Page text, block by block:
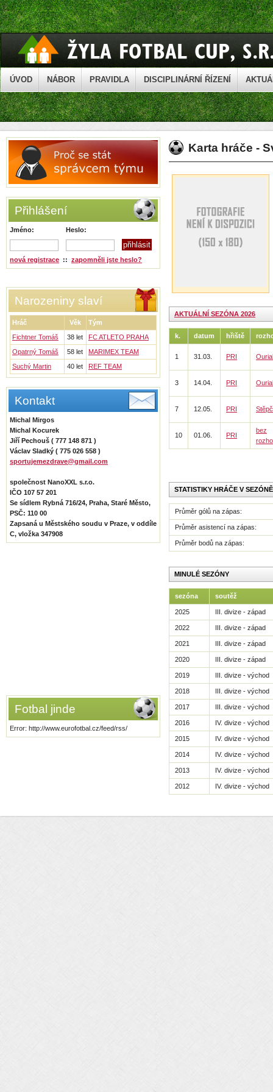
ÚVOD NÁBOR PRAVIDLA DISCIPLINÁRNÍ ŘÍZENÍ
Přihlášení
Jméno: Heslo:
nová registrace :: zapomněli jste heslo?
Narozeniny slaví
Hráč Věk
Tým
Fichtner Tomáš
38 let
FC ATLETO PRAHA
Opatrný Tomáš
58 let
MARIMEX TEAM
Suchý Martin
40 let REF TEAM
Kontakt
Michal Mirgos
Michal Kocurek
Jiří Pechouš ( 777 148 871 )
Václav Sladký ( 775 026 558 )
sportujemezdrave@gmail.com
společnost NanoXXL s.r.o.
IČO 107 57 201
Se sídlem Rybná 716/24, Praha, Staré Město,
PSČ: 110 00
Zapsaná u Městského soudu v Praze, v oddíle
C, vložka 347908
Fotbal jinde
Error: http://www.eurofotbal.cz/feed/rss/
Karta hráče -
AKTUÁLNÍ SEZÓNA 2026
k. datum hřiště
1 31.03. PRI
3 14.04. PRI
7 12.05. PRI
10 01.06. PRI
bez
STATISTIKY HRÁČE V
Průměr gólů na zápas:
Průměr asistencí na zápas:
Průměr bodů na zápas:
MINULÉ SEZÓNY
sezóna soutěž
2025 III. divize - západ
2022 III. divize - západ
2021 III. divize - západ
2020 III. divize - západ
2019 III. divize - východ
2018 III. divize - východ
2017 III. divize - východ
2016 IV. divize - východ
2015 IV. divize - východ
2014 IV. divize - východ
2013 IV. divize - východ
2012 IV. divize - východ